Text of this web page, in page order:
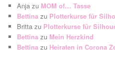
Anja zu MOM of… Tasse
Bettina zu Plotterkurse für
Britta zu Plotterkurse für
Bettina zu Mein Herzkind
Bettina zu Heiraten in Corona